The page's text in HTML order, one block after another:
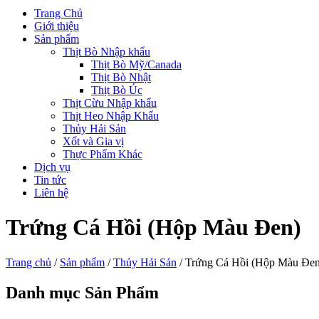
Trang Chủ
Giới thiệu
Sản phẩm
Thịt Bò Nhập khẩu
Thịt Bò Mỹ/Canada
Thịt Bò Nhật
Thịt Bò Úc
Thịt Cừu Nhập khẩu
Thịt Heo Nhập Khẩu
Thủy Hải Sản
Xốt và Gia vị
Thực Phẩm Khác
Dịch vụ
Tin tức
Liên hệ
Trứng Cá Hồi (Hộp Màu Đen)
Trang chủ / Sản phẩm /Thủy Hải Sản / Trứng Cá Hồi (Hộp Màu
Danh mục Sản Phẩm